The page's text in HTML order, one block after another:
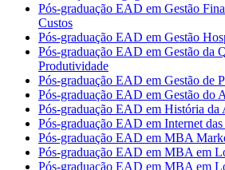
Pós-graduação EAD em Gestão
Custos
Pós-graduação EAD em Gestão
Pós-graduação EAD em Gestão da
Produtividade
Pós-graduação EAD em Gestão de
Pós-graduação EAD em Gestão do
Pós-graduação EAD em História da
Pós-graduação EAD em Internet
Pós-graduação EAD em MBA
Pós-graduação EAD em MBA em
Pós-graduação EAD em MBA em